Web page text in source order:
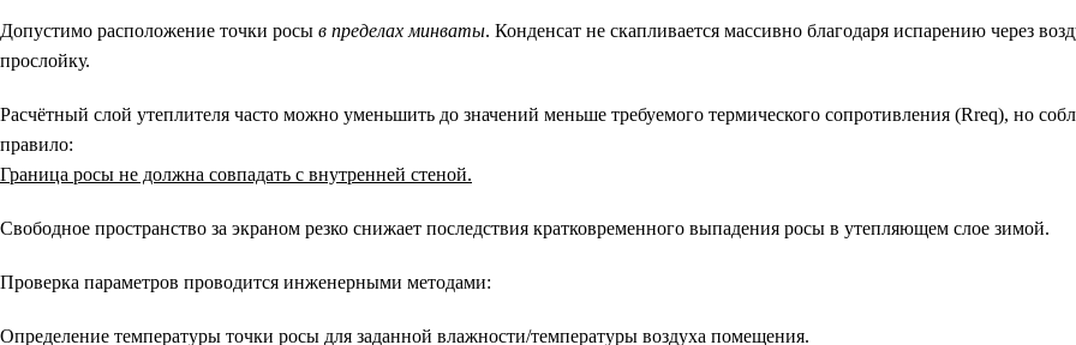
Допустимо расположение точки росы в пределах минваты. Конденсат не скапливается массивно благодаря испарению через
прослойку.
Расчётный слой утеплителя часто можно уменьшить до значений меньше требуемого термического сопротивления (Rreq), но
правило:
Граница росы не должна совпадать с внутренней стеной.
Свободное пространство за экраном резко снижает последствия кратковременного выпадения росы в утепляющем слое зимой.
Проверка параметров проводится инженерными методами:
Определение температуры точки росы для заданной влажности/температуры воздуха помещения.